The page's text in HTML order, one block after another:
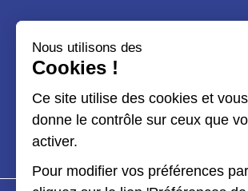
Nous utilisons des
Cookies !
Ce site utilise des cookies et vous
donne le contrôle sur ceux que
activer.
Pour modifier vos préférences